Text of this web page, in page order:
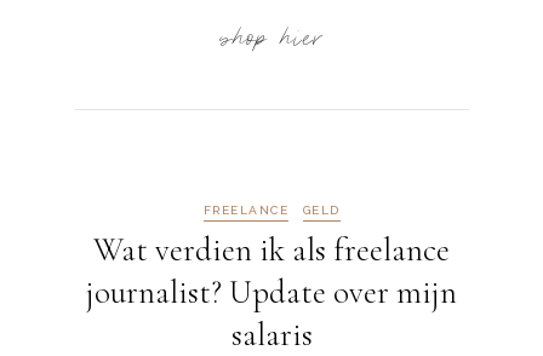
shop hier
FREELANCE GELD
Wat verdien ik als freelance
journalist? Update over mijn
salaris